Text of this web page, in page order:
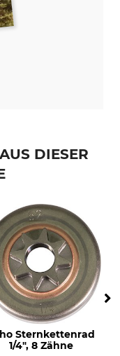
DIESER
Sternkettenrad
1/4", 8 Zähne